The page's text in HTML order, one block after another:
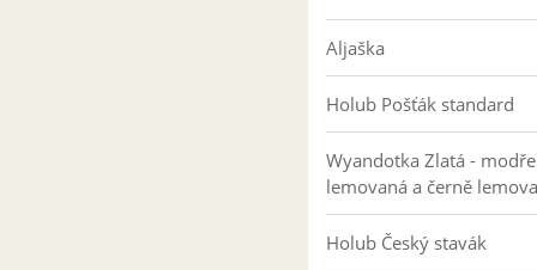
Aljaška
Holub Pošťák standard
Wyandotka Zlatá - modře
lemovaná a černě
Holub Český stavák